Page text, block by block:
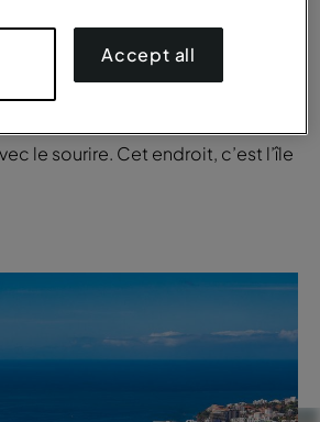
où la nature est luxuriante, la mer
nourriture délicieuse et les
le sourire. Cet endroit, c’est l’île
Accept all